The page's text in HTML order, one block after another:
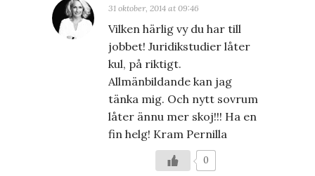
31 oktober, 2014 at 09:46
Vilken härlig vy du har till
jobbet! Juridikstudier låter
kul, på riktigt.
Allmänbildande kan jag
tänka mig. Och nytt sovrum
låter ännu mer skoj!!! Ha en
fin helg! Kram Pernilla
0